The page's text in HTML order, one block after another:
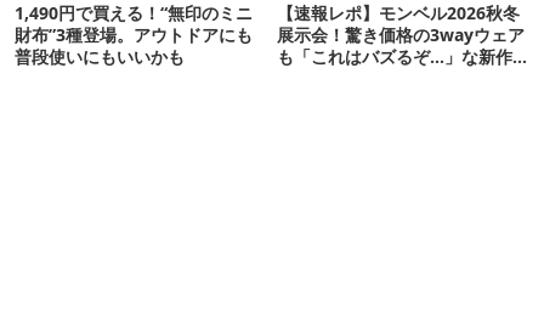
1,490円で買える！“無印のミニ
財布”3種登場。アウトドアにも
普段使いにもいいかも
【速報レポ】モンベル2026秋冬
展示会！驚き価格の3wayウェア
も「これはバズるぞ…」な新作